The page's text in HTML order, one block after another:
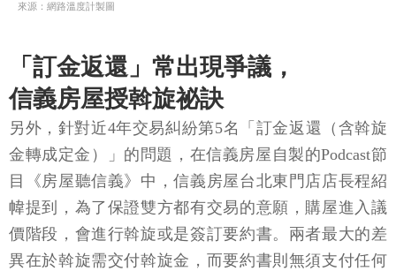
來源：網路溫度計製圖
「訂金返還」常出現爭議，
信義房屋授斡旋祕訣
另外，針對近4年交易糾紛第5名「訂金返還（含斡旋
金轉成定金）」的問題，在信義房屋自製的Podcast節
目《房屋聽信義》中，信義房屋台北東門店店長程紹
幃提到，為了保證雙方都有交易的意願，購屋進入議
價階段，會進行斡旋或是簽訂要約書。兩者最大的差
異在於斡旋需交付斡旋金，而要約書則無須支付任何